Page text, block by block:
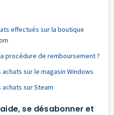
effectués sur la boutique
procédure de remboursement ?
sur le magasin Windows
sur Steam
se désabonner et